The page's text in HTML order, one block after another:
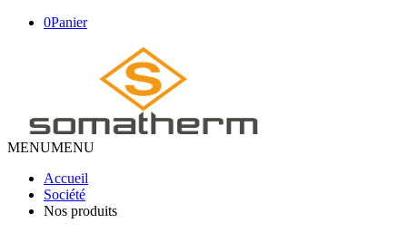
0Panier
MENUMENU
Accueil
Société
Nos produits